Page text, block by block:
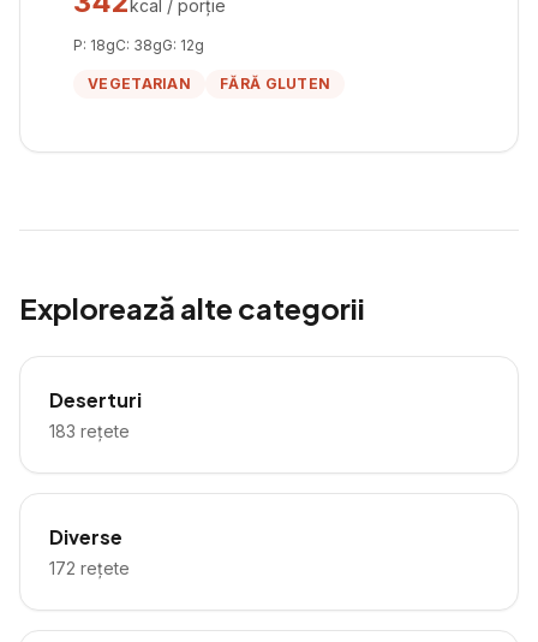
kcal / porție
P: 18gC: 38gG: 12g
VEGETARIAN FĂRĂ GLUTEN
Explorează alte categorii
Deserturi
183 rețete
Diverse
172 rețete